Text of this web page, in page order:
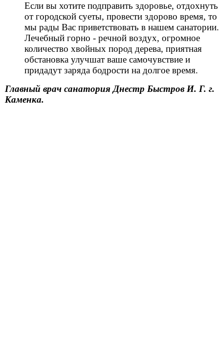
Если вы хотите подправить здоровье, отдохнуть
от городской суеты, провести здорово время, то
мы рады Вас приветствовать в нашем санатории.
Лечебный горно - речной воздух, огромное
количество хвойных пород дерева, приятная
обстановка улучшат ваше самочувствие и
придадут заряда бодрости на долгое время.
Главный врач санатория Днестр Быстров И. Г. г.
Каменка.